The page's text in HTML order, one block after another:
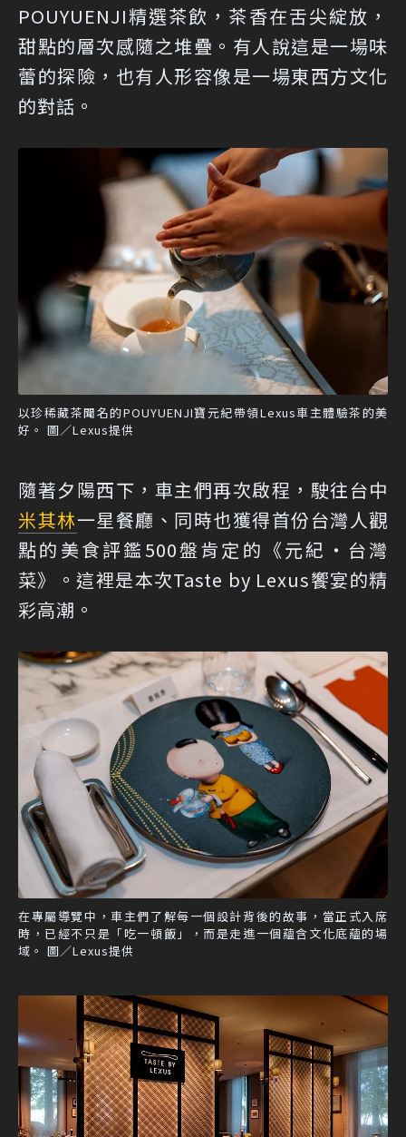
POUYUENJI精選茶飲，茶香在舌尖綻放，
甜點的層次感隨之堆疊。有人說這是一場味
蕾的探險，也有人形容像是一場東西方文化
的對話。
以珍稀藏茶聞名的POUYUENJI寶元紀帶領Lexus車主體驗茶的美
好。 圖／Lexus提供
隨著夕陽西下，車主們再次啟程，駛往台中
米其林一星餐廳、同時也獲得首份台灣人觀
點的美食評鑑500盤肯定的《元紀・台灣
菜》。這裡是本次Taste by Lexus饗宴的精
彩高潮。
在專屬導覽中，車主們了解每一個設計背後的故事，當正式入席
時，已經不只是「吃一頓飯」，而是走進一個蘊含文化底蘊的場
域。 圖／Lexus提供